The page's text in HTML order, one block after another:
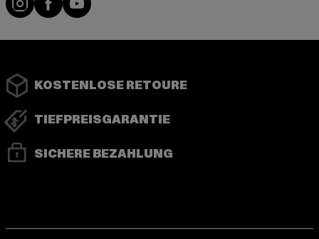
KOSTENLOSE RETOURE
TIEFPREISGARANTIE
SICHERE BEZAHLUNG